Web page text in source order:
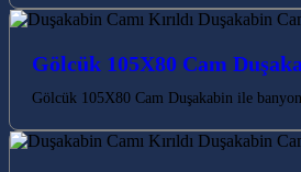
Gölcük 105X80 Cam
Gölcük 105X80 Cam Duşakabin ile